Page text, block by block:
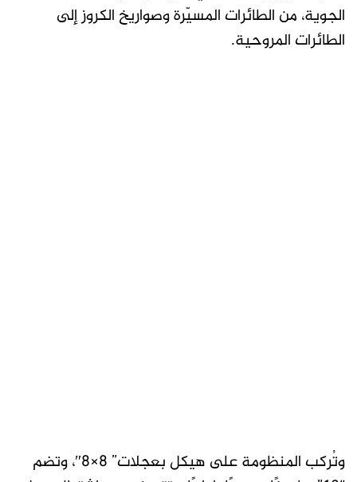
الجوية، من الطائرات المسيّرة وصواريخ الكروز إلى
الطائرات المروحية.
وتُركب المنظومة على هيكل بعجلات” 8×8″، وتضم